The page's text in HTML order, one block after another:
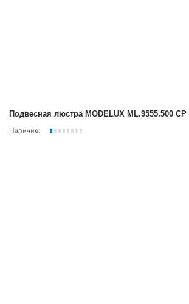
Подвесная люстра MODELUX ML.9555.500 CP
Наличие: